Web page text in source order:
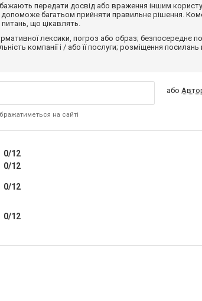
бажають передати досвід або враження іншим
багатьом прийняти правильне рішення.
що цікавлять.
лексики, погроз або образ; безпосереднє
компанії і / або її послуги; розміщення
на сайті
або
0/12
0/12
0/12
0/12